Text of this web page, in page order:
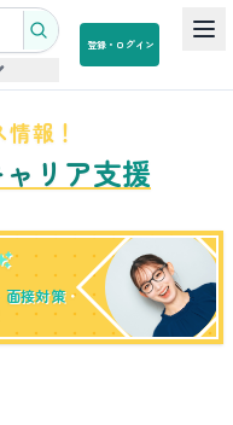
登録・ログイン
報！
リア支援
面接対策・